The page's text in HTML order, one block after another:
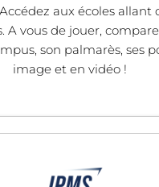
aux écoles allant
A vous de jouer,
son palmarès, ses
image et en vidéo !